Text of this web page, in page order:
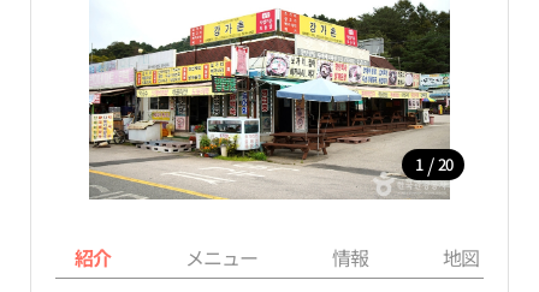
1 / 20
紹介 メニュー 情報 地図